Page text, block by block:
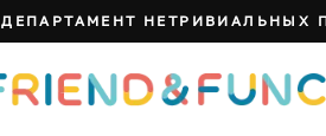
ДЕПАРТАМЕНТ НЕТРИВИАЛЬНЫХ